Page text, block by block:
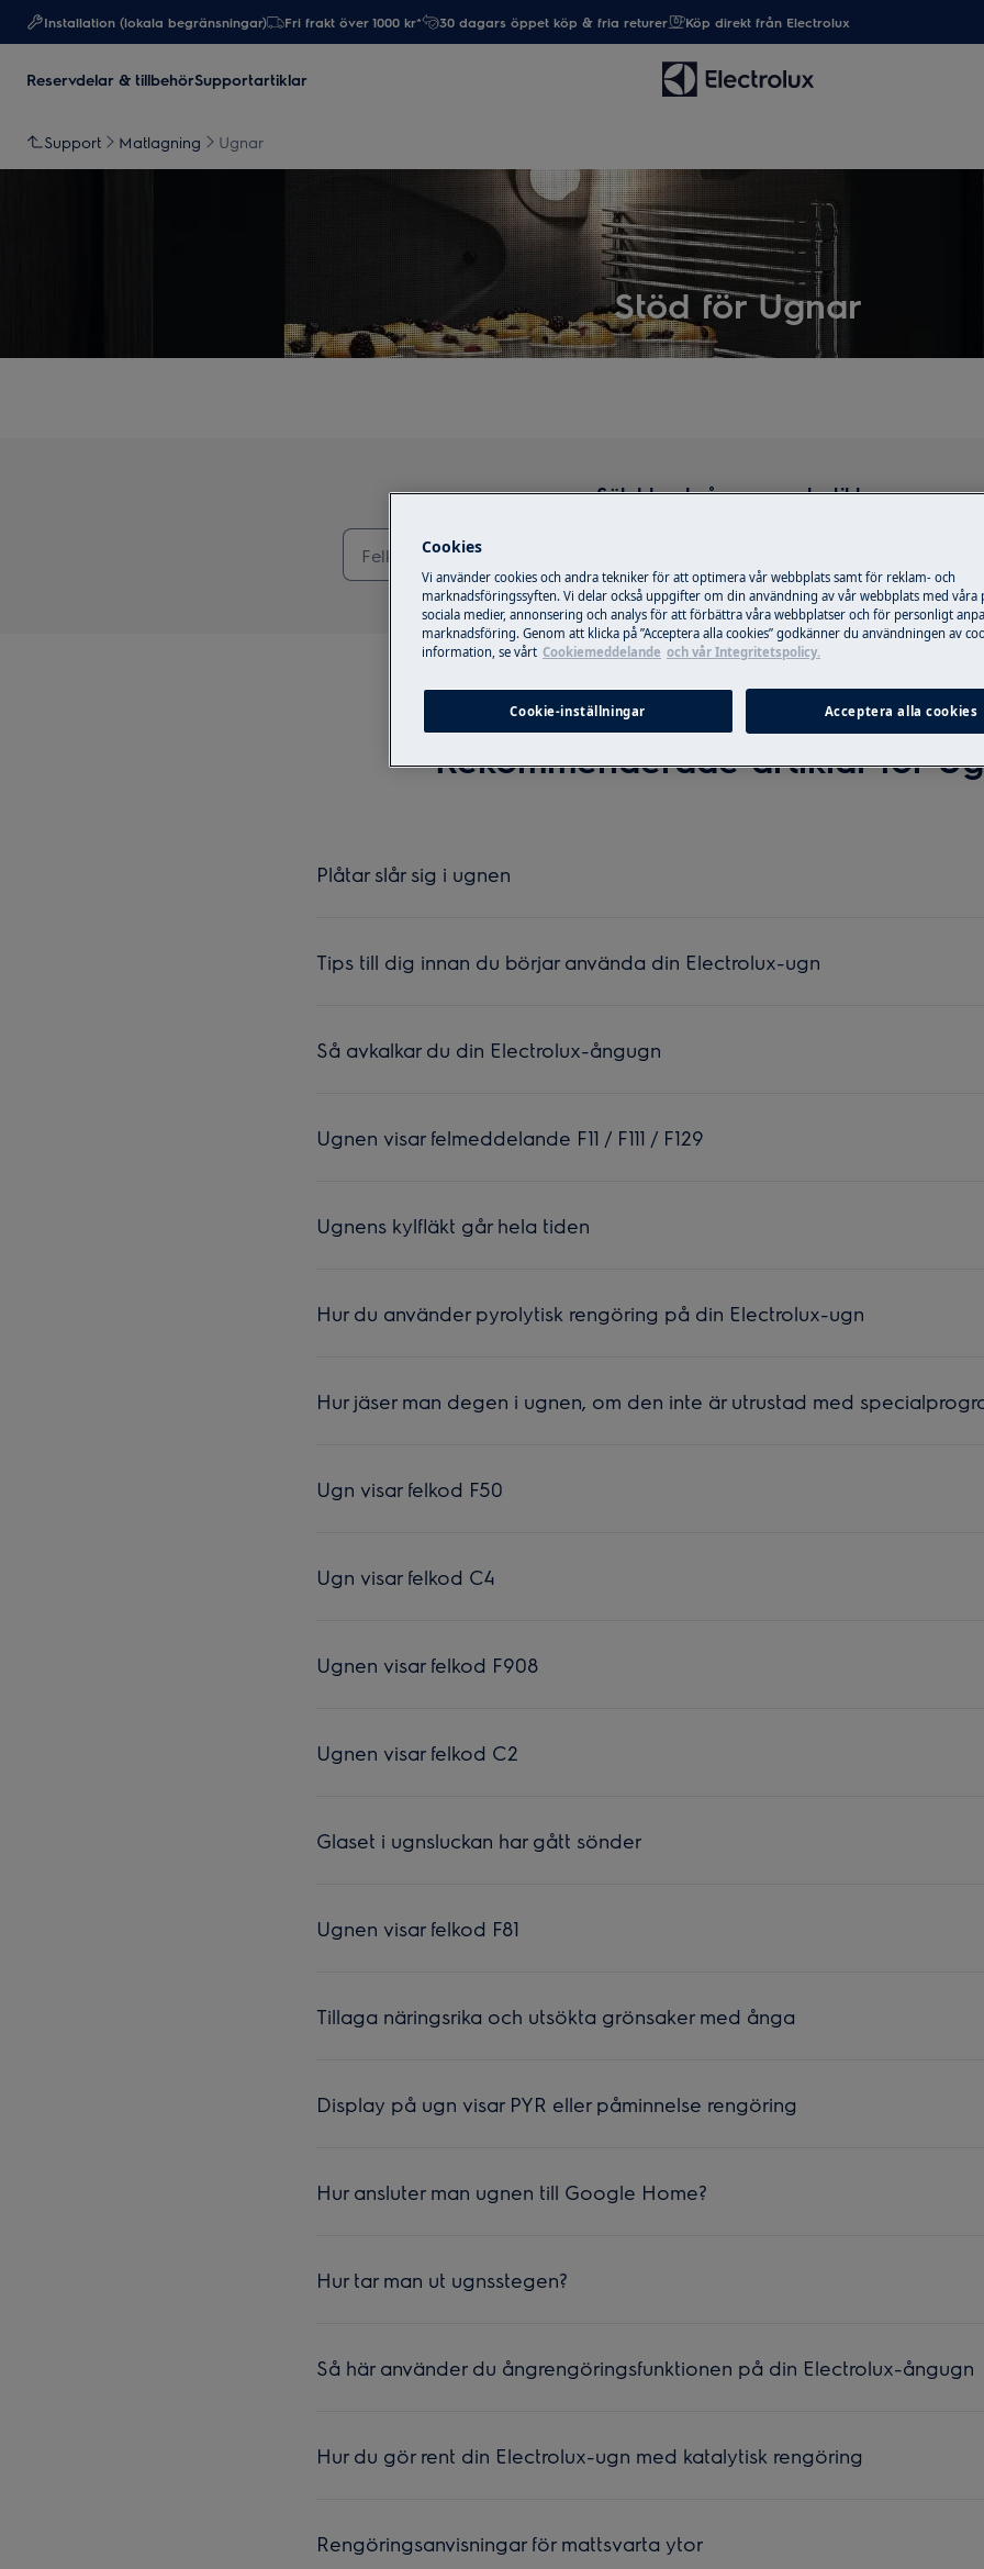
Installation (lokala begränsningar) Fri frakt över 1000 kr* 30 dagars öppet köp & fria returer Köp direkt från Electrolux
Reservdelar & tillbehörSupportartiklar
Support Matlagning Ugnar
Stöd för Ugnar
Sök bland våra supportartiklar
Rekommenderade artiklar för
Plåtar slår sig i ugnen
Tips till dig innan du börjar använda din Electrolux-ugn
Så avkalkar du din Electrolux-ångugn
Ugnen visar felmeddelande F11 / F111 / F129
Ugnens kylfläkt går hela tiden
Hur du använder pyrolytisk rengöring på din Electrolux-ugn
Hur jäser man degen i ugnen, om den inte är utrustad med
Ugn visar felkod F50
Ugn visar felkod C4
Ugnen visar felkod F908
Ugnen visar felkod C2
Glaset i ugnsluckan har gått sönder
Ugnen visar felkod F81
Tillaga näringsrika och utsökta grönsaker med ånga
Display på ugn visar PYR eller påminnelse rengöring
Hur ansluter man ugnen till Google Home?
Hur tar man ut ugnsstegen?
Så här använder du ångrengöringsfunktionen på din Electrolux-ångugn
Hur du gör rent din Electrolux-ugn med katalytisk rengöring
Rengöringsanvisningar för mattsvarta ytor
Cookies
Vi använder cookies och andra tekniker för att optimera vår webbplats samt för reklam- och
marknadsföringssyften. Vi delar också uppgifter om din användning av vår webbplats med
sociala medier, annonsering och analys för att förbättra våra webbplatser och för personligt
marknadsföring. Genom att klicka på ”Acceptera alla cookies” godkänner du användningen av
information, se vårt Cookiemeddelande och vår Integritetspolicy.
Cookie-inställningar Acceptera alla cookies